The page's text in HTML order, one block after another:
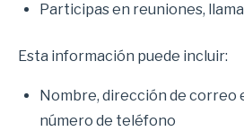
Participas en reuniones,
Esta información puede incluir:
Nombre, dirección de correo
número de teléfono